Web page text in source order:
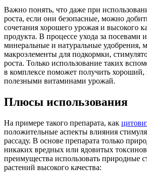
Важно понять, что даже при
роста, если они безопасные, можно
сочетания хорошего урожая и высокого
продукта. В процессе ухода за посевами
минеральные и натуральные удобрения,
макроэлементы для подкормки,
роста. Только использование таких
в комплексе поможет получить
полезными витаминами урожай.
Плюсы использования
На примере такого препарата, как
положительные аспекты влияния
рассаду. В основе препарата только
никаких вредных или ядовитых
преимущества использовать природные
растений высокого качества: